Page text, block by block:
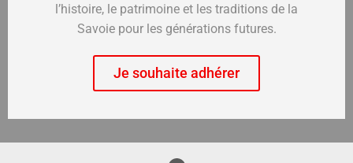
l’histoire, le patrimoine et les traditions de la
Savoie pour les générations futures.
Je souhaite adhérer